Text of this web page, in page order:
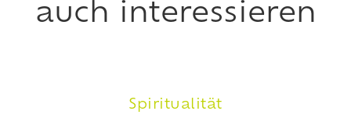
auch interessieren
Spiritualität